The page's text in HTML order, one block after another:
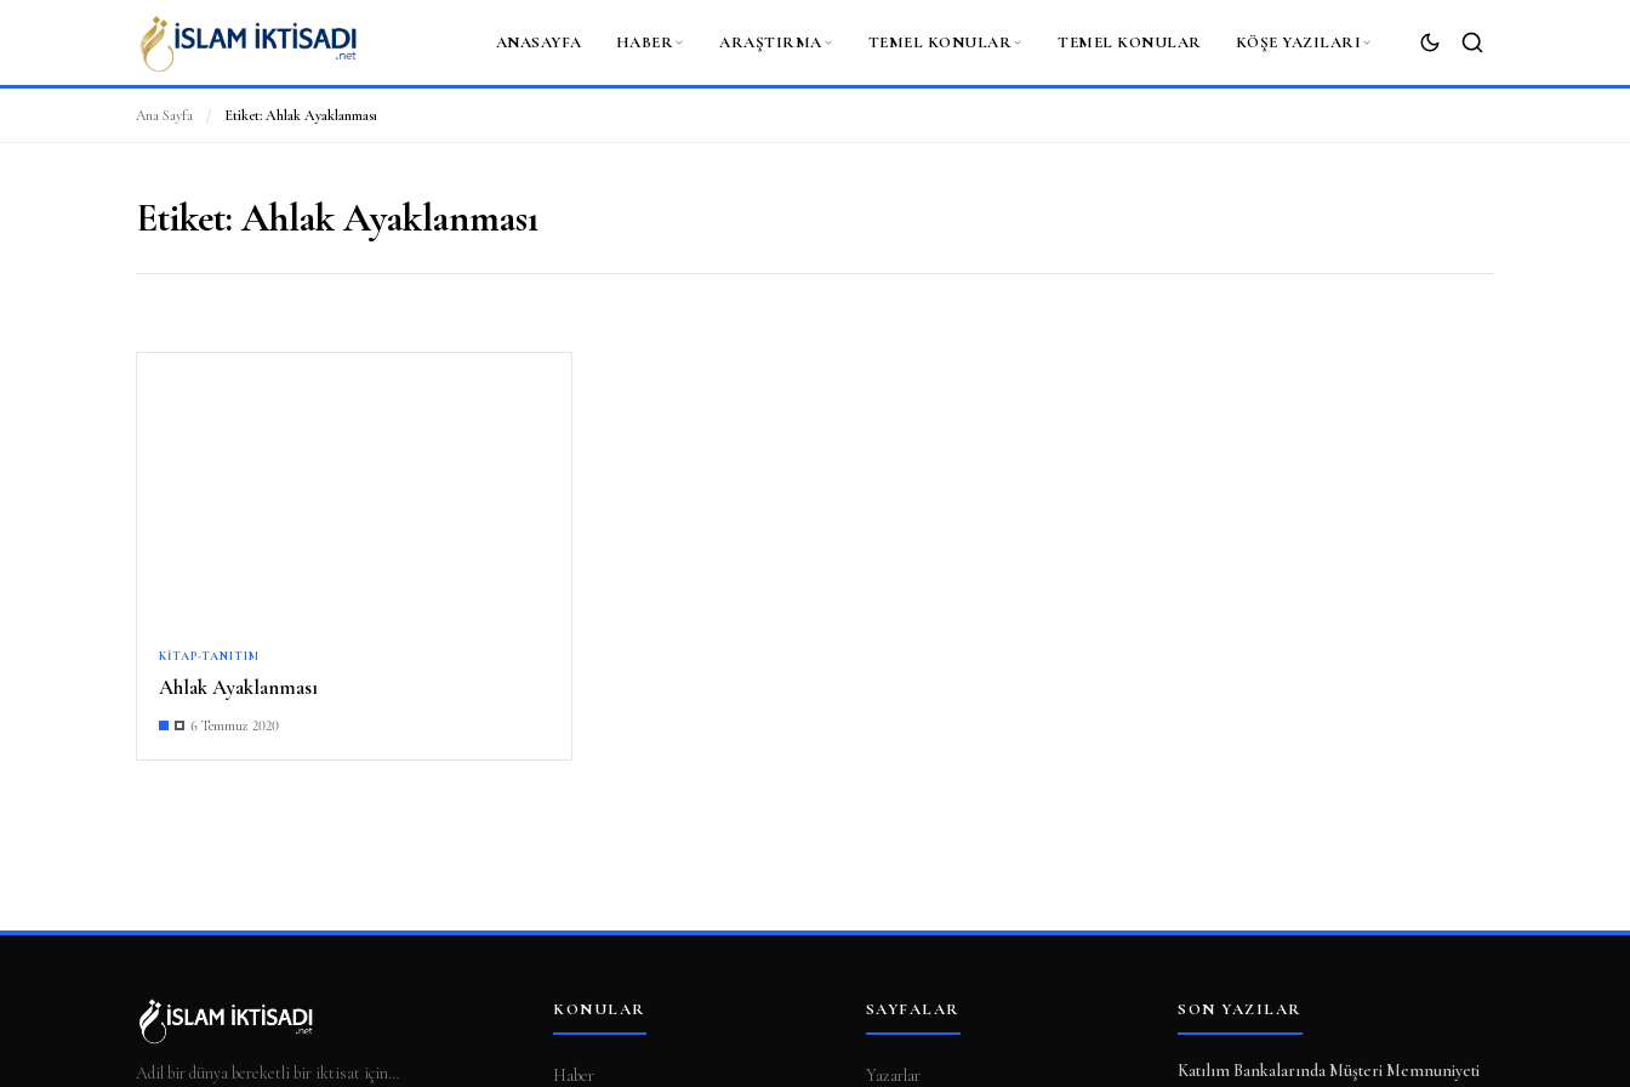
ANASAYFA HABER ARAŞTIRMA TEMEL KONULAR TEMEL KONULAR KÖŞE YAZILARI
ARA
Ana Sayfa / Etiket: Ahlak Ayaklanması
Etiket:Ahlak Ayaklanması
KITAP-TANITIM
Ahlak Ayaklanması
6 Temmuz 2020
Adil bir dünya bereketli bir iktisat için…
KONULAR
Haber
SAYFALAR
Yazarlar
SON YAZILAR
Katılım Bankalarında Müşteri Memnuniyeti